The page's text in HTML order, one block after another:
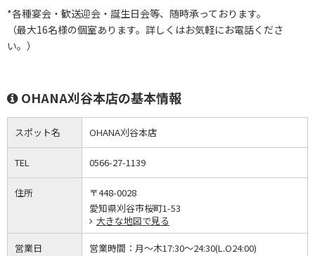
*各種宴会・歓送迎会・誕生日会等、随時承っております。
（最大16名様の個室あります。詳しくはお気軽にお電話くださ
い。）
OHANA刈谷本店の基本情報
スポット名 OHANA刈谷本店
TEL 0566-27-1139
住所
〒448-0028
愛知県刈谷市桜町1-53
大きな地図で見る
営業日 営業時間： 月～木17:30～24:30(L.O24:00)